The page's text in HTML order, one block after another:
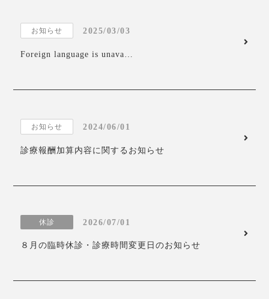
お知らせ 2025/03/03
Foreign language is unava…
お知らせ 2024/06/01
診療報酬加算内容に関するお知らせ
休診 2026/07/01
８月の臨時休診・診療時間変更日のお知らせ